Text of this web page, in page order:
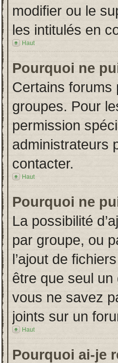
modifier ou le
les intitulés en
Haut
Pourquoi ne
Certains forums
groupes. Pour
permission
administrateurs
contacter.
Haut
Pourquoi ne
La possibilité
par groupe, ou
l’ajout de
être que seul un
vous ne savez
joints sur un
Haut
Pourquoi ai-je